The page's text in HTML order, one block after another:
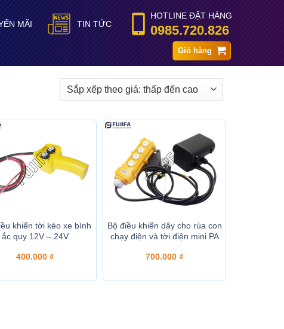
MÃI TIN TỨC
HOTLINE ĐẶT HÀNG
0985.720.826
Giỏ hàng
khiển tời kéo xe bình
ắc quy 12V – 24V
400.000₫
Bộ điều khiển dây cho rùa con
chạy điện và tời điện mini PA
700.000₫